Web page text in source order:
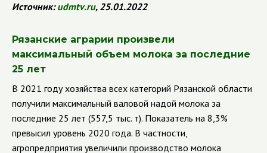
Источник:udmtv.ru, 25.01.2022
Рязанские аграрии произвели
максимальный объем молока за последние
25 лет
В 2021 году хозяйства всех категорий Рязанской области
получили максимальный валовой надой молока за
последние 25 лет (557,5 тыс. т). Показатель на 8,3%
превысил уровень 2020 года. В частности,
агропредприятия увеличили производство молока